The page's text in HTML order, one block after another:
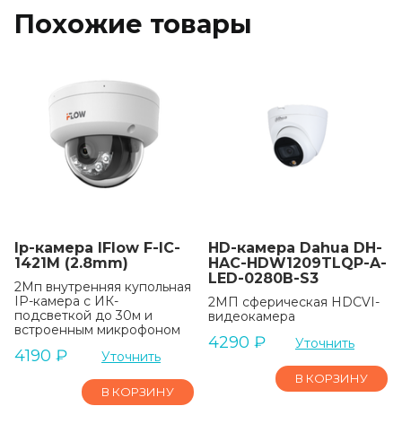
Похожие товары
Ip-камера IFlow F-IC-
1421M (2.8mm)
2Мп внутренняя купольная
IP-камера с ИК-
подсветкой до 30м и
встроенным микрофоном
4190 ₽ Уточнить
В КОРЗИНУ
HD-камера Dahua DH-
HAC-HDW1209TLQP-A-
LED-0280B-S3
2МП сферическая HDCVI-
видеокамера
4290 ₽ Уточнить
В КОРЗИНУ